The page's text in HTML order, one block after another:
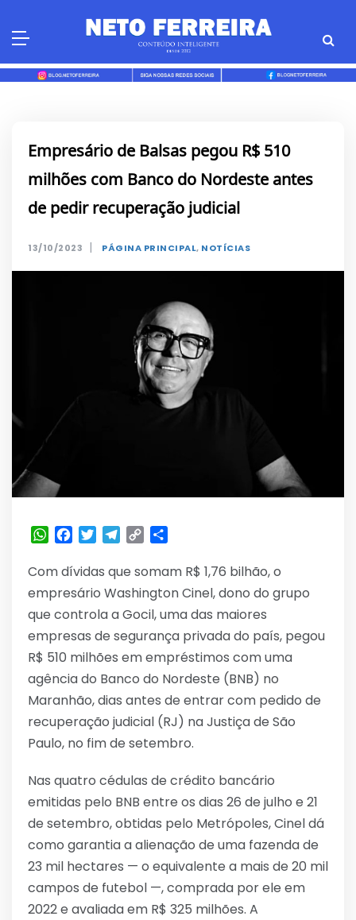
Empresário de Balsas pegou R$ 510
milhões com Banco do Nordeste antes
de pedir recuperação judicial
13/10/2023 | PÁGINA PRINCIPAL, NOTÍCIAS
WhatsApp
Facebook
TwitterTelegram
Copy
Com dívidas que somam R$ 1,76 bilhão, o
empresário Washington Cinel, dono do grupo
que controla a Gocil, uma das maiores
empresas de segurança privada do país, pegou
R$ 510 milhões em empréstimos com uma
agência do Banco do Nordeste (BNB) no
Maranhão, dias antes de entrar com pedido de
recuperação judicial (RJ) na Justiça de São
Paulo, no fim de setembro.
Nas quatro cédulas de crédito bancário
emitidas pelo BNB entre os dias 26 de julho e 21
de setembro, obtidas pelo Metrópoles, Cinel dá
como garantia a alienação de uma fazenda de
23 mil hectares — o equivalente a mais de 20 mil
campos de futebol —, comprada por ele em
2022 e avaliada em R$ 325 milhões. A